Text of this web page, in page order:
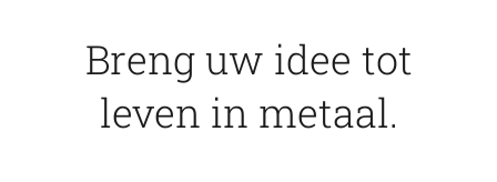
Breng uw idee tot
leven in metaal.